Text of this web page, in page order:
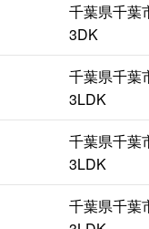
千葉県千葉
3DK
千葉県千葉
3LDK
千葉県千葉
3LDK
千葉県千葉